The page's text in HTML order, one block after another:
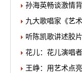
孙海英畅谈激情
九大歌唱家《艺
听陈凯歌讲述胶
花儿：花儿演唱
王峥：用艺术点